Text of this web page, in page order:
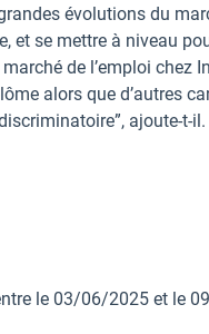
évolutions du
et se mettre à niveau
de l’emploi chez
alors que d’autres
ajoute-t-il.
le 03/06/2025 et le